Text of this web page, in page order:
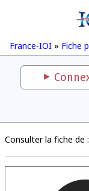
France-IOI » Fiche
Consulter la fiche de :